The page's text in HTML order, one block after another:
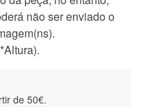
não ser enviado o
de 50€.